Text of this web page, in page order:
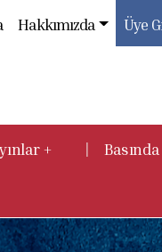
Hakkımızda Üye
+ |